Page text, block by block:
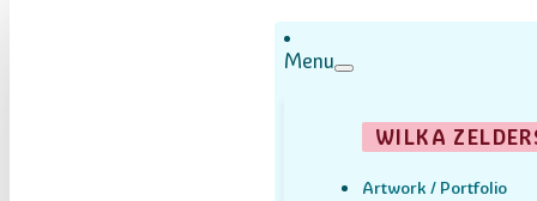
Menu
WILKA
Artwork / Portfolio